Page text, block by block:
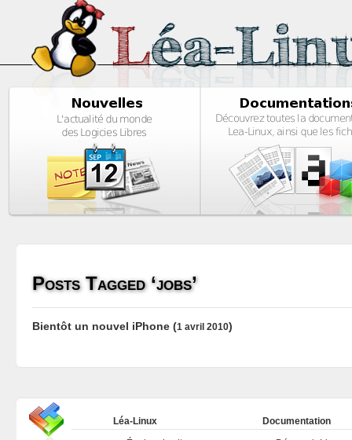
Posts Tagged ‘jobs’
Bientôt un nouvel iPhone(1 avril 2010)
Léa-Linux
Documentation